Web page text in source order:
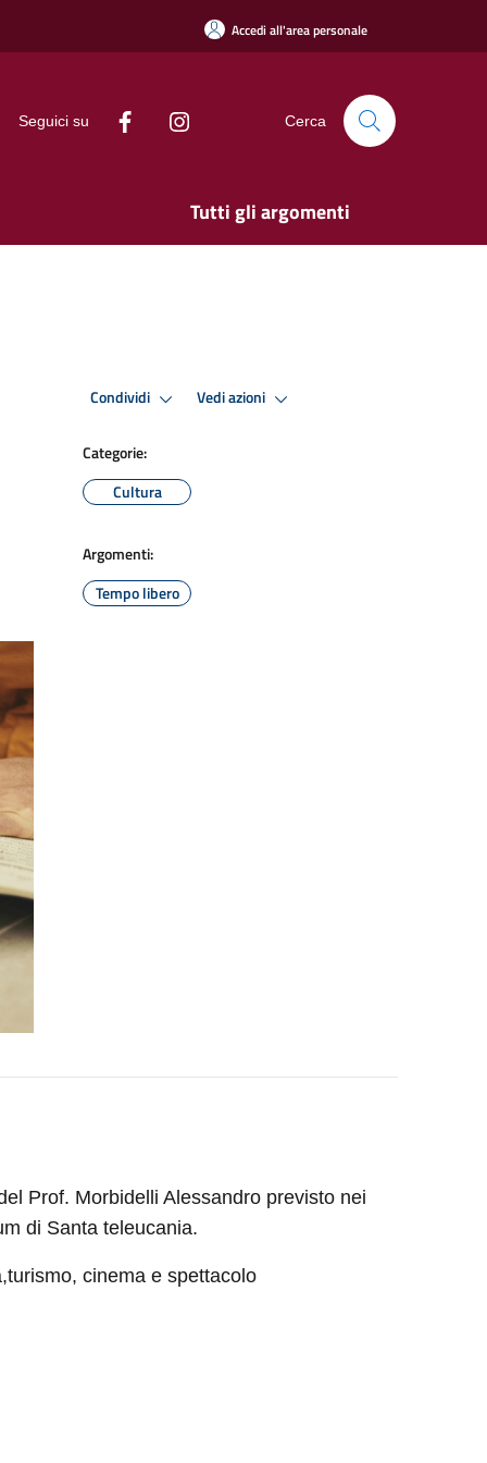
Accedi all'area personale
Seguici su Cerca
Tutti gli argomenti
Condividi Vedi azioni
Categorie:
Cultura
Argomenti:
Tempo libero
Prof. Morbidelli Alessandro previsto nei
di Santa teleucania.
cinema e spettacolo